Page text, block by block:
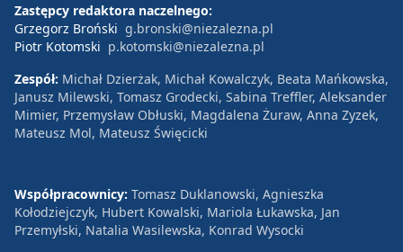
Zastępcy redaktora naczelnego:
Grzegorz Broński g.bronski@niezalezna.pl
Piotr Kotomski p.kotomski@niezalezna.pl
Zespół: Michał Dzierżak, Michał Kowalczyk, Beata Mańkowska,
Janusz Milewski, Tomasz Grodecki, Sabina Treffler, Aleksander
Mimier, Przemysław Obłuski, Magdalena Żuraw, Anna Zyzek,
Mateusz Mol, Mateusz Święcicki
Współpracownicy: Tomasz Duklanowski, Agnieszka
Kołodziejczyk, Hubert Kowalski, Mariola Łukawska, Jan
Przemyłski, Natalia Wasilewska, Konrad Wysocki